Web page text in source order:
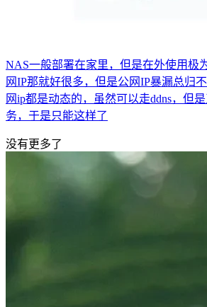
NAS一般部署在家里，但是在外使用极
网IP那就好很多，但是公网IP暴漏总归
网ip都是动态的，虽然可以走ddns，但
务，于是只能这样了
没有更多了